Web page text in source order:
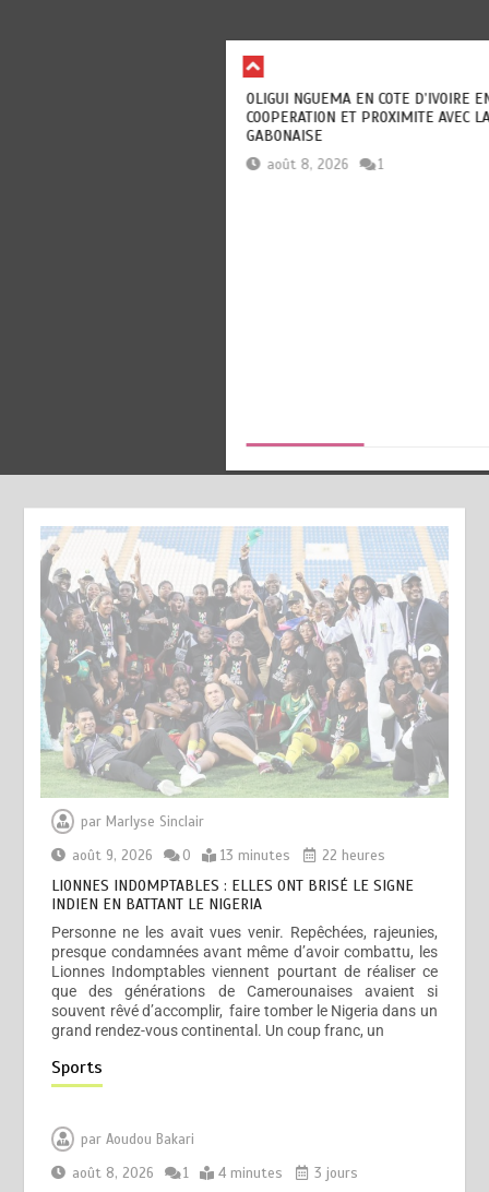
13 minutes 22 heures
MARTHE CECILE MICCA FAIT L’ANATOMIE DU DÉSERTEUR
INDIEN EN BATTANT LE NIGERIA
août 9, 2026
par Marlyse Sinclair
août 9, 2026
0 13 minutes 22 heures
LIONNES INDOMPTABLES : ELLES ONT BRISÉ LE SIGNE
INDIEN EN BATTANT LE NIGERIA
Personne ne les avait vues venir. Repêchées, rajeunies,
presque condamnées avant même d’avoir combattu, les
Lionnes Indomptables viennent pourtant de réaliser ce
que des générations de Camerounaises avaient si
souvent rêvé d’accomplir, faire tomber le Nigeria dans un
grand rendez-vous continental. Un coup franc, un
Sports
parAoudou Bakari
août 8, 2026
1 4 minutes 3 jours